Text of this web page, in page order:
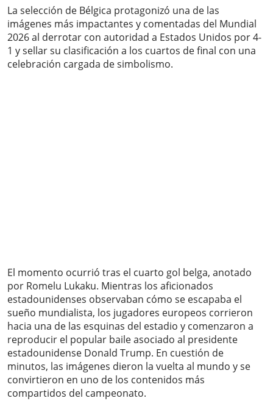
La selección de Bélgica protagonizó una de las
imágenes más impactantes y comentadas del Mundial
2026 al derrotar con autoridad a Estados Unidos por 4-
1 y sellar su clasificación a los cuartos de final con una
celebración cargada de simbolismo.
El momento ocurrió tras el cuarto gol belga, anotado
por Romelu Lukaku. Mientras los aficionados
estadounidenses observaban cómo se escapaba el
sueño mundialista, los jugadores europeos corrieron
hacia una de las esquinas del estadio y comenzaron a
reproducir el popular baile asociado al presidente
estadounidense Donald Trump. En cuestión de
minutos, las imágenes dieron la vuelta al mundo y se
convirtieron en uno de los contenidos más
compartidos del campeonato.